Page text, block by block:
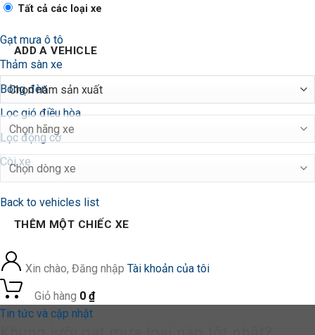
Gạt mưa ô tô
Thảm sàn xe
Bóng đèn
Lọc gió điều hòa
Lọc động cơ
Còi xe
Tất cả các loại xe
ADD A VEHICLE
Back to vehicles list
THÊM MỘT CHIẾC XE
Xin chào, Đăng nhập Tài khoản của tôi
Giỏ hàng 0 ₫
Posted
Tin tức và cập nhật